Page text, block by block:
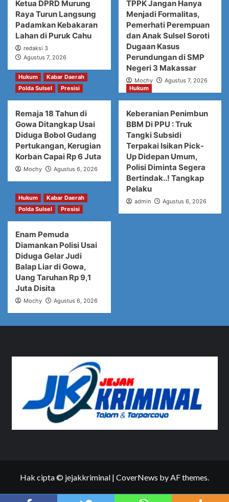
Ketua DPRD Murung
Raya Turun Langsung
Padamkan Kebakaran
Lahan di Puruk Cahu
redaksi 3
Agustus 7, 2026
TPPK Jangan Hanya
Menjadi Formalitas,
Pemerhati Perempuan
dan Anak Sulsel Soroti
Dugaan Kasus
Perundungan di SMP
Negeri 3 Makassar
Mochy Agustus 7, 2026
Hukum
Kabar Daerah
Polda Sulsel
Presisi
Remaja 18 Tahun di
Gowa Ditangkap Usai
Diduga Bobol Gudang
Pertukangan, Kerugian
Korban Capai Rp 6 Juta
Mochy Agustus 6, 2026
Hukum
Keberanian Penimbun
BBM Di PPU : Truk
Tangki Subsidi
Terpakai Isikan Pick-
Up Didepan Umum,
Polisi Diminta Segera
Bertindak..! Tangkap
Pelaku
admin Agustus 6, 2026
Hukum
Kabar Daerah
Polda Sulsel
Presisi
Enam Pemuda
Diamankan Polisi Usai
Diduga Gelar Judi
Balap Liar di Gowa,
Uang Taruhan Rp 9,1
Juta Disita
Mochy Agustus 6, 2026
Hak cipta © jejakkriminal | CoverNews by AF themes.